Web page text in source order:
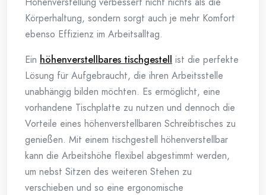
Körperhaltung, sondern sorgt auch je mehr Komfort
ebenso Effizienz im Arbeitsalltag.
Ein höhenverstellbares tischgestell ist die perfekte
Lösung für Aufgebraucht, die ihren Arbeitsstelle
unabhängig bilden möchten. Es ermöglicht, eine
vorhandene Tischplatte zu nutzen und dennoch die
Vorteile eines höhenverstellbaren Schreibtisches zu
genießen. Mit einem tischgestell höhenverstellbar
kann die Arbeitshöhe flexibel abgestimmt werden,
um nebst Sitzen des weiteren Stehen zu
verschieben und so eine ergonomische